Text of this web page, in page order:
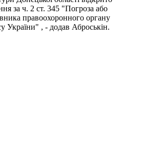
за ч. 2 ст. 345 "Погроза або
правоохоронного органу
України" , - додав Аброськін.